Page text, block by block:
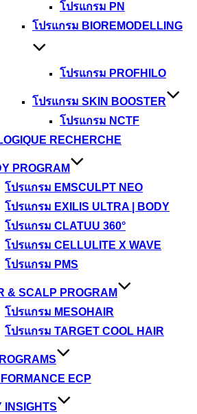
โปรแกรม PN
โปรแกรม BIOREMODELLING
โปรแกรม PROFHILO
โปรแกรม SKIN BOOSTER
โปรแกรม NCTF
RECHERCHE
PROGRAM
โปรแกรม EMSCULPT NEO
โปรแกรม EXILIS ULTRA | BODY
โปรแกรม CLATUU 360°
โปรแกรม CELLULITE X WAVE
โปรแกรม PMS
& SCALP PROGRAM
โปรแกรม MESOHAIR
โปรแกรม TARGET COOL HAIR
ECP
INSIGHTS